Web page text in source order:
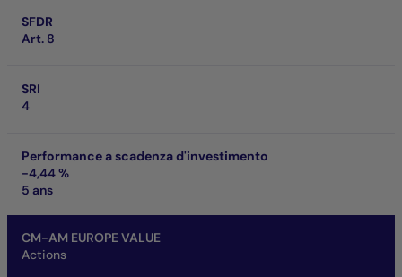
SFDR
Art. 8
SRI
4
Performance a scadenza d'investimento
-4,44 %
5 ans
CM-AM EUROPE VALUE
Actions